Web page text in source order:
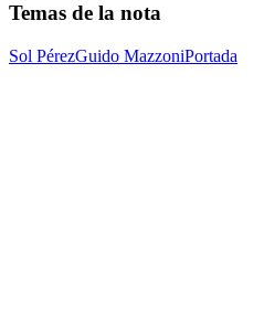
Temas de la nota
Sol PérezGuido MazzoniPortada